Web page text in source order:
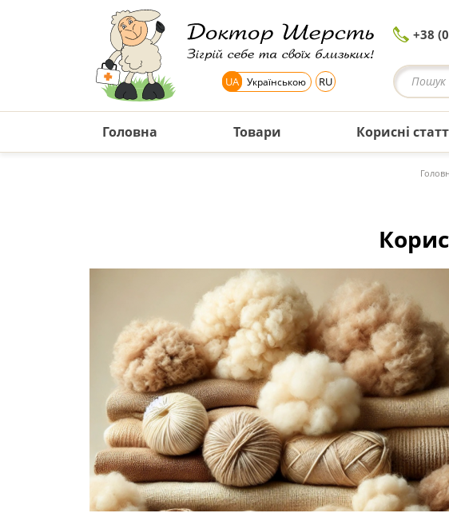
UA Українською RU
+38
Головна Товари Корисні